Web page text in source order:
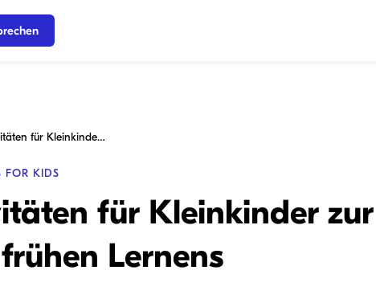
Spielerische Mathe-Aktivitäten für Kleinkinder zur Förderung des frühen Lernens
FOR KIDS
für Kleinkinder zur
Lernens